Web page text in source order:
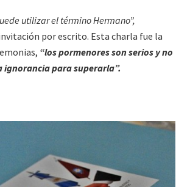
utilizar el término Hermano”,
por escrito. Esta charla fue la
“los pormenores son serios y no
ignorancia para superarla”.